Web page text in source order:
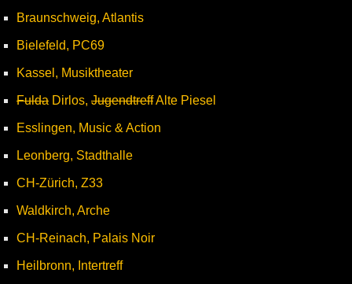
Braunschweig, Atlantis
Bielefeld, PC69
Kassel, Musiktheater
Fulda Dirlos, JugendtreffAlte Piesel
Esslingen, Music & Action
Leonberg, Stadthalle
CH-Zürich, Z33
Waldkirch, Arche
CH-Reinach, Palais Noir
Heilbronn, Intertreff